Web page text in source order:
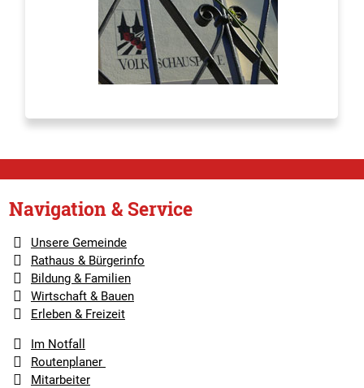
Navigation & Service
Unsere Gemeinde
Rathaus & Bürgerinfo
Bildung & Familien
Wirtschaft & Bauen
Erleben & Freizeit
Im Notfall
Routenplaner
Mitarbeiter